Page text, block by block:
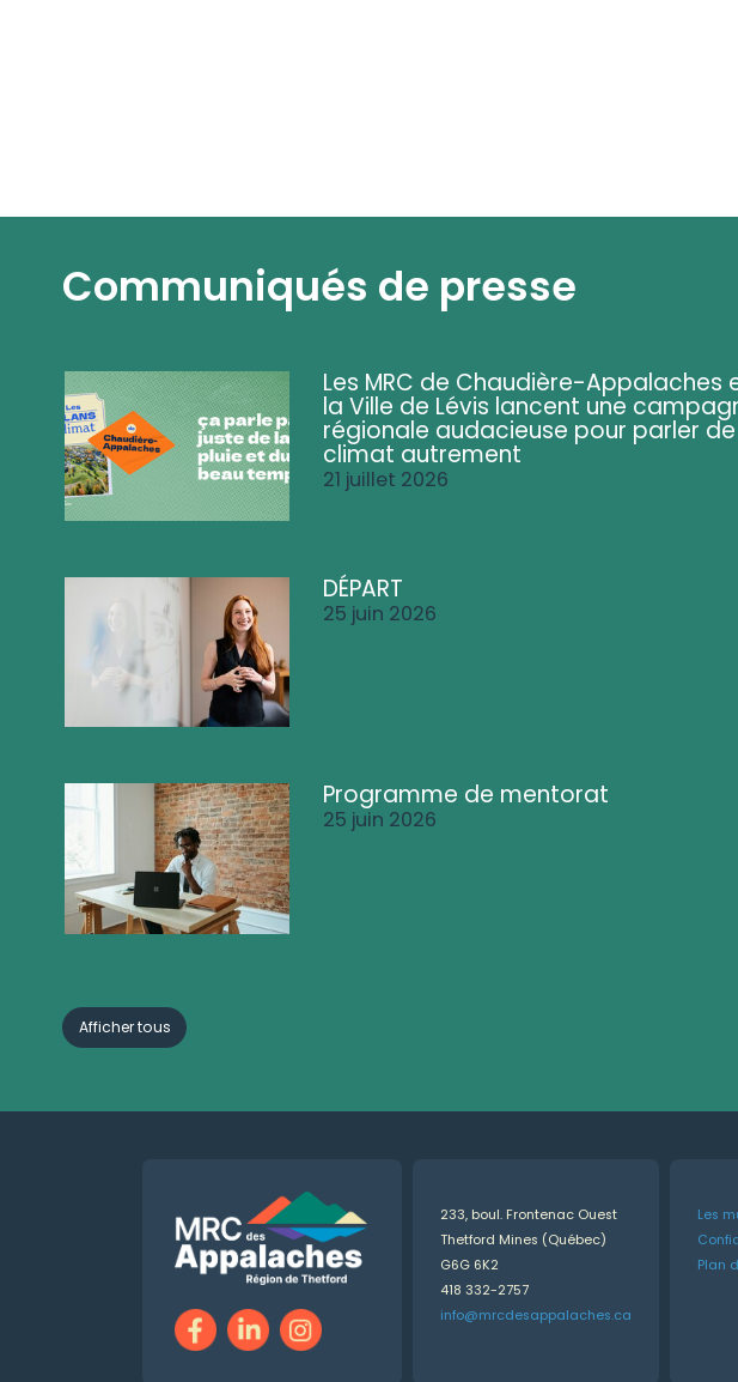
Communiqués de presse
Les MRC de Chaudière-Appalaches
la Ville de Lévis lancent une
régionale audacieuse pour parler de
climat autrement
21 juillet 2026
DÉPART
25 juin 2026
Programme de mentorat
25 juin 2026
Afficher tous
233, boul. Frontenac Ouest
Thetford Mines (Québec)
G6G 6K2
418 332-2757
info@mrcdesappalaches.ca
Les
Plan